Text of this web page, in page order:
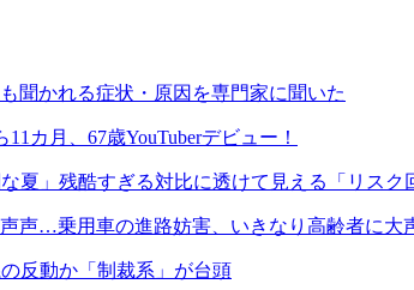
聞かれる症状・原因を専門家に聞いた
カ月、67歳YouTuberデビュー！
夏」残酷すぎる対比に透けて見える「リスク
声…乗用車の進路妨害、いきなり高齢者に大
反動か「制裁系」が台頭